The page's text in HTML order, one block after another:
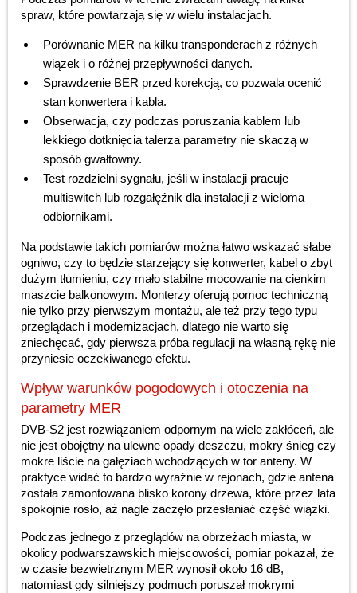
spraw, które powtarzają się w wielu instalacjach.
Porównanie MER na kilku transponderach z różnych
wiązek i o różnej przepływności danych.
Sprawdzenie BER przed korekcją, co pozwala ocenić
stan konwertera i kabla.
Obserwacja, czy podczas poruszania kablem lub
lekkiego dotknięcia talerza parametry nie skaczą w
sposób gwałtowny.
Test rozdzielni sygnału, jeśli w instalacji pracuje
multiswitch lub rozgałęźnik dla instalacji z wieloma
odbiornikami.
Na podstawie takich pomiarów można łatwo wskazać słabe
ogniwo, czy to będzie starzejący się konwerter, kabel o zbyt
dużym tłumieniu, czy mało stabilne mocowanie na cienkim
maszcie balkonowym. Monterzy oferują pomoc techniczną
nie tylko przy pierwszym montażu, ale też przy tego typu
przeglądach i modernizacjach, dlatego nie warto się
zniechęcać, gdy pierwsza próba regulacji na własną rękę nie
przyniesie oczekiwanego efektu.
Wpływ warunków pogodowych i otoczenia na
parametry MER
DVB-S2 jest rozwiązaniem odpornym na wiele zakłóceń, ale
nie jest obojętny na ulewne opady deszczu, mokry śnieg czy
mokre liście na gałęziach wchodzących w tor anteny. W
praktyce widać to bardzo wyraźnie w rejonach, gdzie antena
została zamontowana blisko korony drzewa, które przez lata
spokojnie rosło, aż nagle zaczęło przesłaniać część wiązki.
Podczas jednego z przeglądów na obrzeżach miasta, w
okolicy podwarszawskich miejscowości, pomiar pokazał, że
w czasie bezwietrznym MER wynosił około 16 dB,
natomiast gdy silniejszy podmuch poruszał mokrymi